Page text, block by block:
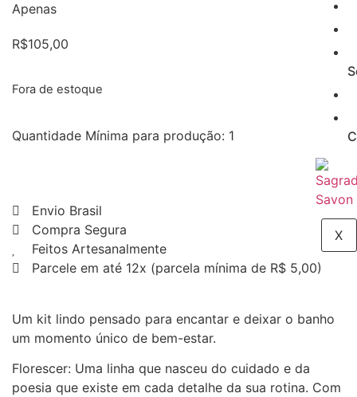
X
Apenas
R$105,00
Fora de estoque
Quantidade Mínima para produção: 1
Envio Brasil
Compra Segura
Feitos Artesanalmente
Parcele em até 12x (parcela mínima de R$ 5,00)
Um kit lindo pensado para encantar e deixar o banho
um momento único de bem-estar.
Florescer: Uma linha que nasceu do cuidado e da
poesia que existe em cada detalhe da sua rotina. Com